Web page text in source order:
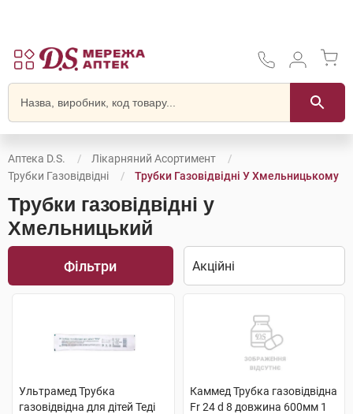
Аптека D.S.
Лікарняний Асортимент
Трубки Газовідвідні
Трубки Газовідвідні У Хмельницькому
Трубки газовідвідні у
Хмельницький
Фільтри
Ультрамед Трубка
газовідвідна для дітей Теді
Каммед Трубка газовідвідна
Fr 24 d 8 довжина 600мм 1